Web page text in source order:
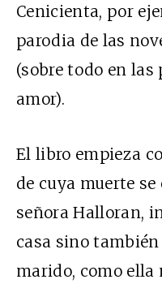
Cenicienta, por
parodia de las
(sobre todo en
amor).
El libro empieza
de cuya muerte
señora Halloran,
casa sino
marido, como ella